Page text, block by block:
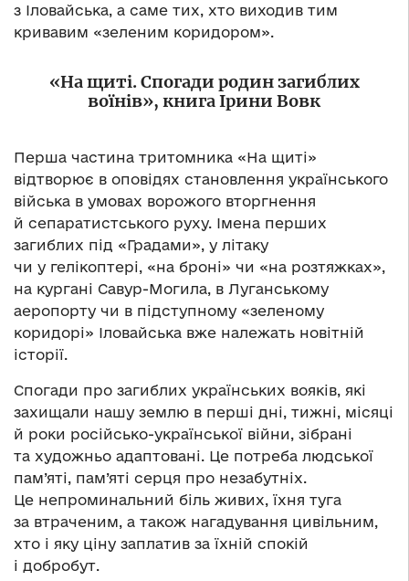
з Іловайська, а саме тих, хто виходив тим
кривавим «зеленим коридором».
«На щиті. Спогади родин загиблих
воїнів», книга Ірини Вовк
Перша частина тритомника «На щиті»
відтворює в оповідях становлення українського
війська в умовах ворожого вторгнення
й сепаратистського руху. Імена перших
загиблих під «Градами», у літаку
чи у гелікоптері, «на броні» чи «на розтяжках»,
на кургані Савур-Могила, в Луганському
аеропорту чи в підступному «зеленому
коридорі» Іловайська вже належать новітній
історії.
Спогади про загиблих українських вояків, які
захищали нашу землю в перші дні, тижні, місяці
й роки російсько-української війни, зібрані
та художньо адаптовані. Це потреба людської
пам’яті, пам’яті серця про незабутніх.
Це непроминальний біль живих, їхня туга
за втраченим, а також нагадування цивільним,
хто і яку ціну заплатив за їхній спокій
і добробут.